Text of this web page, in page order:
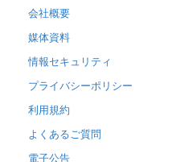
会社概要
媒体資料
情報セキュリティ
プライバシーポリシー
利用規約
よくあるご質問
電子公告